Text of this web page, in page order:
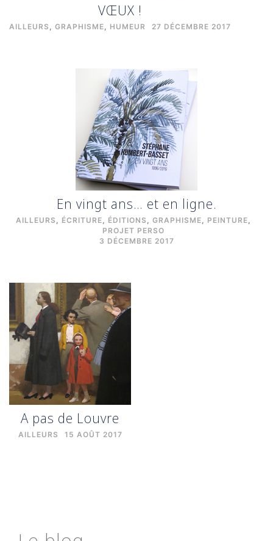
VŒUX !
AILLEURS , GRAPHISME, HUMEUR 27 DÉCEMBRE 2017
En vingt ans… et en ligne.
AILLEURS , ÉCRITURE, ÉDITIONS , GRAPHISME, PEINTURE,
PROJET PERSO
3 DÉCEMBRE 2017
A pas de Louvre
AILLEURS 15 AOÛT 2017